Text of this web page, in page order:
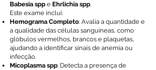
Babesia spp e Ehrlichia spp.
Este exame inclui:
Hemograma Completo: Avalia a quantidade e
a qualidade das células sanguíneas, como
glóbulos vermelhos, brancos e plaquetas,
ajudando a identificar sinais de anemia ou
infecção.
Micoplasma spp: Detecta a presença de